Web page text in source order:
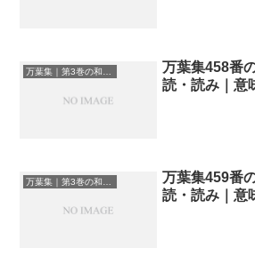
万葉集458番
読・読み｜意
万葉集459番
読・読み｜意